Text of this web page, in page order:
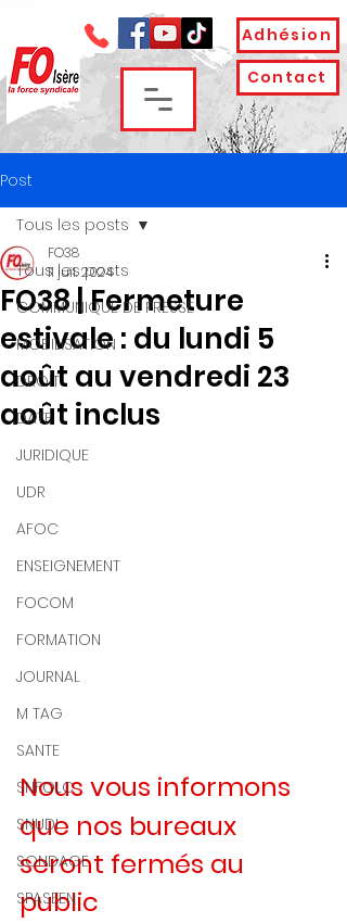
Adhésion
Contact
Post
Tous les posts
COMMUNIQUE DE PRESSE
MOBILISATION
DROIT
DATE
JURIDIQUE
UDR
AFOC
ENSEIGNEMENT
FOCOM
FORMATION
JOURNAL
M TAG
SANTE
SNFOLC
SNUDI
SONDAGE
SPASEEN
Tous les posts
FO38 | Fermeture
estivale : du lundi 5
août au vendredi 23
août inclus
FO38
11 juil. 2024
Nous vous informons
que nos bureaux
seront fermés au
public